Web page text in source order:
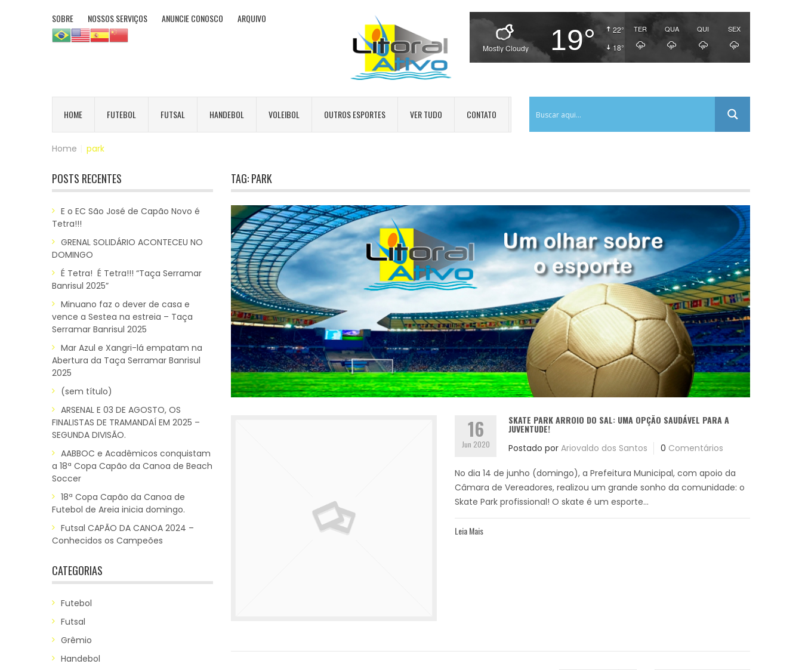
SOBRE NOSSOS SERVIÇOS ANUNCIE CONOSCO ARQUIVO
22°
18°
Mostly Cloudy 19° TER QUA QUI SEX
HOME FUTEBOL FUTSAL HANDEBOL VOLEIBOL OUTROS ESPORTES VER TUDO CONTATO
Home park
POSTS RECENTES
E o EC São José de Capão Novo é
Tetra!!!
GRENAL SOLIDÁRIO ACONTECEU NO
DOMINGO
É Tetra! É Tetra!!! “Taça Serramar
Banrisul 2025”
Minuano faz o dever de casa e
vence a Sestea na estreia – Taça
Serramar Banrisul 2025
Mar Azul e Xangri-lá empatam na
Abertura da Taça Serramar Banrisul
2025
(sem título)
ARSENAL E 03 DE AGOSTO, OS
FINALISTAS DE TRAMANDAÍ EM 2025 –
SEGUNDA DIVISÃO.
AABBOC e Acadêmicos conquistam
a 18ª Copa Capão da Canoa de Beach
Soccer
18ª Copa Capão da Canoa de
Futebol de Areia inicia domingo.
Futsal CAPÃO DA CANOA 2024 –
Conhecidos os Campeões
CATEGORIAS
Futebol
Futsal
Grêmio
Handebol
TAG:PARK
16
Jun 2020
SKATE PARK ARROIO DO SAL: UMA OPÇÃO SAUDÁVEL PARA A
JUVENTUDE!
Postado por Ariovaldo dos Santos 0 Comentários
No dia 14 de junho (domingo), a Prefeitura Municipal, com apoio da
Câmara de Vereadores, realizou um grande sonho da comunidade: o
Skate Park profissional! O skate é um esporte...
Leia Mais